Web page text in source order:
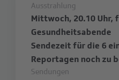
Ausstrahlung
Mittwoch, 20.10 Uhr,
Gesundheitsabende
Sendezeit für die 6
Reportagen noch zu
Sendungen